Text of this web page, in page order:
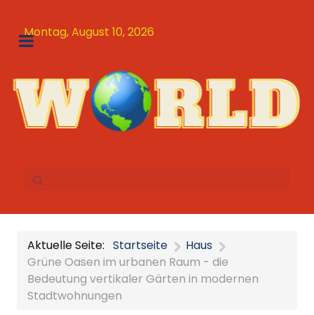
Montag, August 10, 2026
Aktuelle Seite: Startseite
Haus
Grüne Oasen im urbanen Raum - die
Bedeutung vertikaler Gärten in modernen
Stadtwohnungen